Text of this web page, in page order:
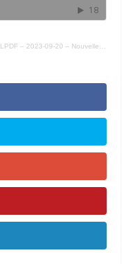
LPDF – 2023-09-20 – Nouvelle direction et nouveaux locaux pour la Maison de la famille l’Embellie